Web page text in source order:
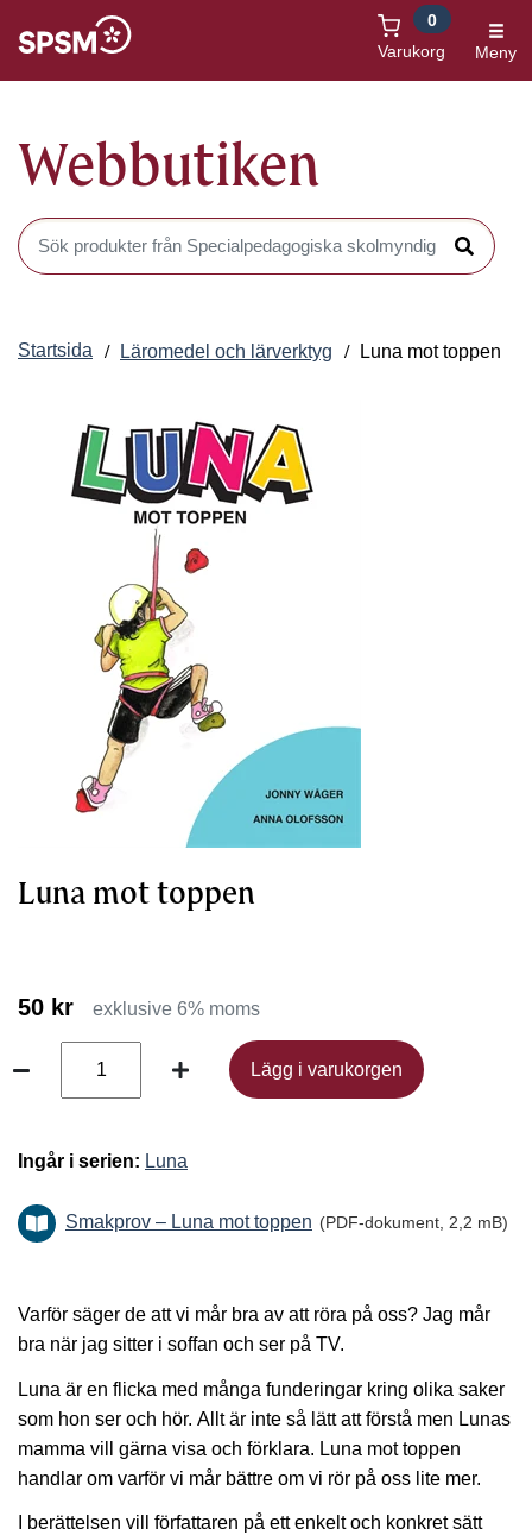
Varukorg
0
Meny
Webbutiken
Sök produkter i Webbutiken
Sök
Startsida Läromedel och lärverktyg Luna mot toppen
Luna mot toppen
50 kr exklusive 6% moms
Lägg i varukorgen
Lägg i varukorgen
Ingår i serien: Luna
Smakprov – Luna mot toppen (PDF-dokument, 2,2 mB)
Varför säger de att vi mår bra av att röra på oss? Jag mår
bra när jag sitter i soffan och ser på TV.
Luna är en flicka med många funderingar kring olika saker
som hon ser och hör. Allt är inte så lätt att förstå men Lunas
mamma vill gärna visa och förklara. Luna mot toppen
handlar om varför vi mår bättre om vi rör på oss lite mer.
I berättelsen vill författaren på ett enkelt och konkret sätt